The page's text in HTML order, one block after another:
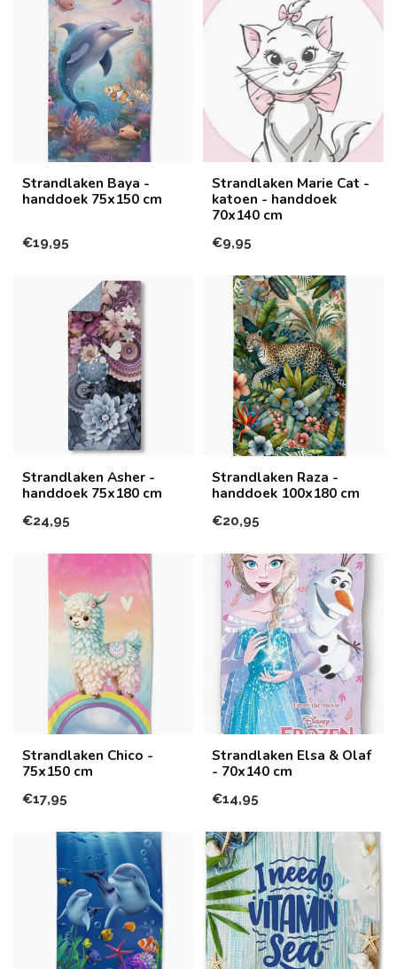
Strandlaken Baya -
handdoek 75x150 cm
€19,95
Strandlaken Marie Cat -
katoen - handdoek
70x140 cm
€9,95
Strandlaken Asher -
handdoek 75x180 cm
€24,95
Strandlaken Raza -
handdoek 100x180 cm
€20,95
Strandlaken Chico -
75x150 cm
€17,95
Strandlaken Elsa & Olaf
- 70x140 cm
€14,95